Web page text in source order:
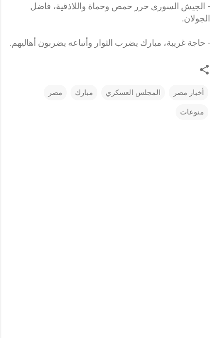
- الجيش السورى حرر حمص وحماة واللاذقية، فاضل
الجولان.
- حاجة غريبة، مبارك يضرب الثوار وأتباعه يضربون أهاليهم.
أخبار مصر المجلس العسكري مبارك مصر
منوعات